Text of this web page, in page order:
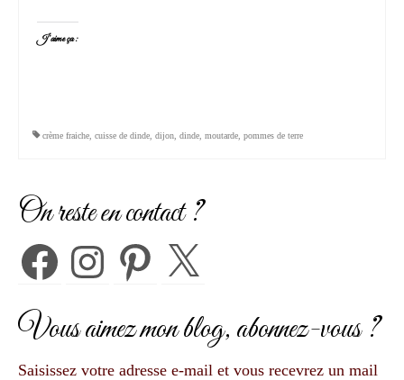
J’aime ça :
crème fraiche cuisse de dinde dijon dinde moutarde pommes de terre
On reste en contact ?
FacebookInstagramPinterest X
Vous aimez mon blog, abonnez-vous ?
Saisissez votre adresse e-mail et vous recevrez un mail